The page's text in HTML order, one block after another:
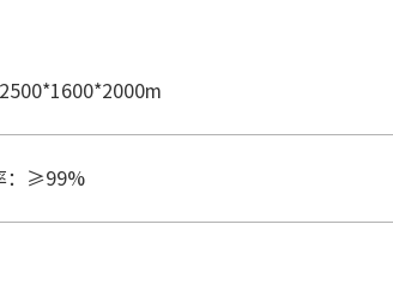
：≥99%